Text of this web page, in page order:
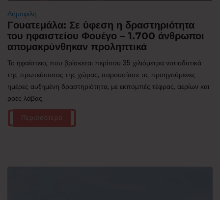
Δημοφιλή
Γουατεμάλα: Σε ύφεση η δραστηριότητα
του ηφαιστείου Φουέγο – 1.700 άνθρωποι
απομακρύνθηκαν προληπτικά
Το ηφαίστειο, που βρίσκεται περίπου 35 χιλιόμετρα νοτιοδυτικά
της πρωτεύουσας της χώρας, παρουσίασε τις προηγούμενες
ημέρες αυξημένη δραστηριότητα, με εκπομπές τέφρας, αερίων και
ροές λάβας.
Περισσότερα